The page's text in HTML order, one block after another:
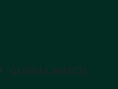
· GLOBAL.WATCH